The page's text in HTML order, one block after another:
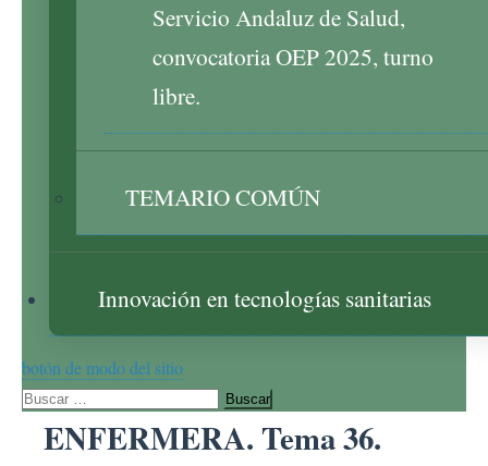
Servicio Andaluz de Salud,
convocatoria OEP 2025, turno
libre.
TEMARIO COMÚN
Innovación en tecnologías sanitarias
botón de modo del sitio
Buscar:
ENFERMERA. Tema 36.